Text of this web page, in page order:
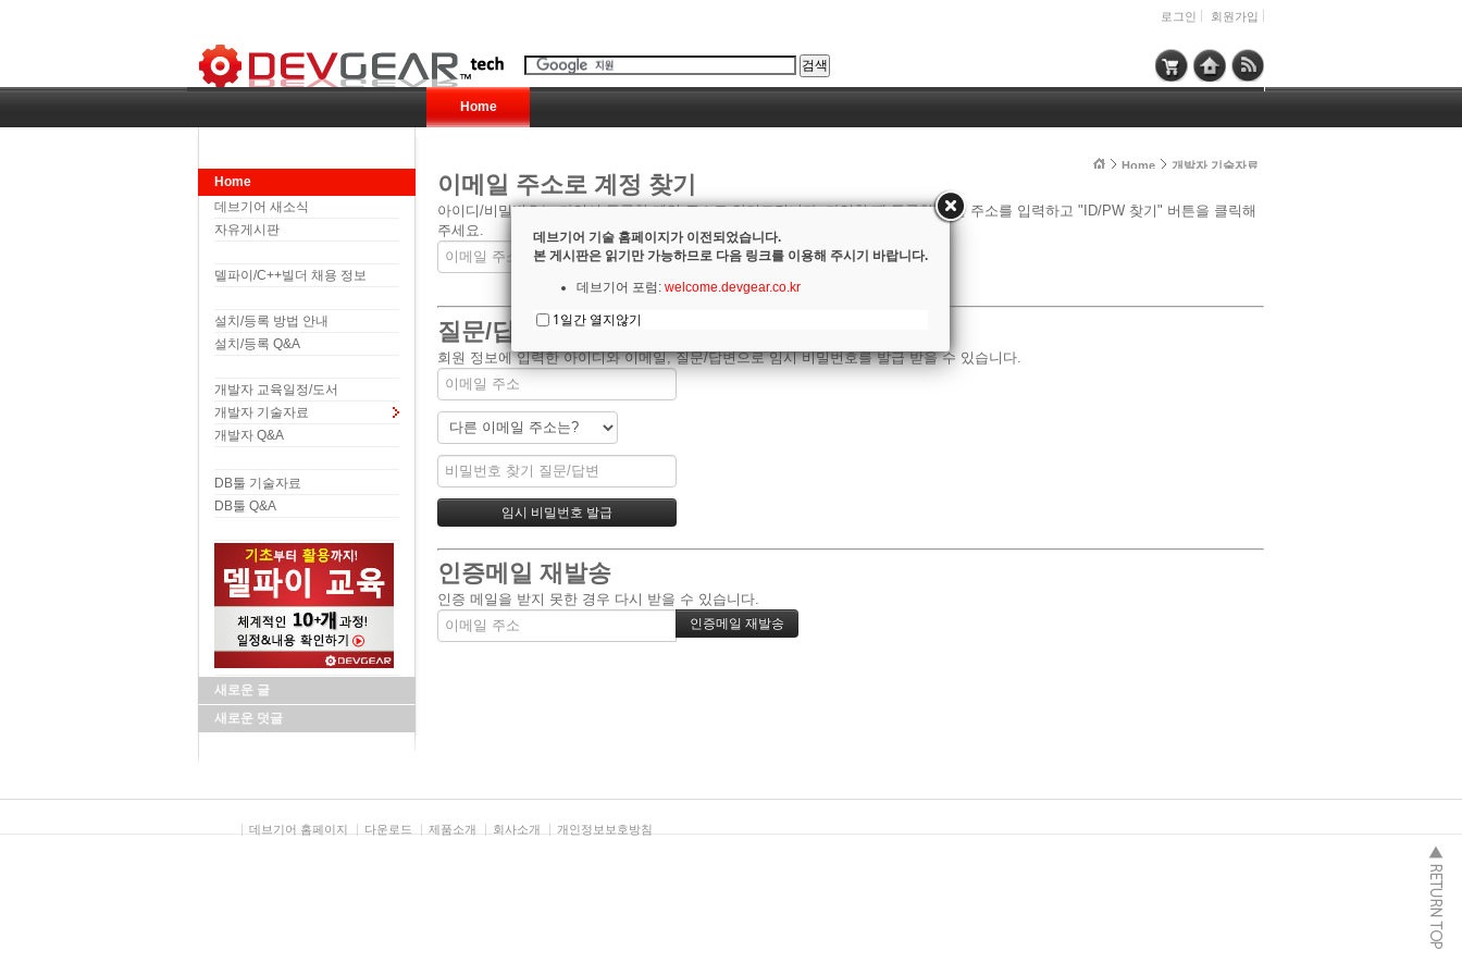
로그인 회원가입
Home
Home
데브기어 새소식
자유게시판
델파이/C++빌더 채용 정보
설치/등록 방법 안내
설치/등록 Q&A
개발자 교육일정/도서
개발자 기술자료
개발자 Q&A
DB툴 기술자료
DB툴 Q&A
새로운 글
새로운 덧글
Home 개발자 기술자료
이메일 주소로 계정 찾기
아이디/비밀번호는 가입시 등록한 메일 주소로 알려드립니다. 가입할 때 등록한 메일 주소를 입력하고 "ID/PW 찾기" 버튼을 클릭해
주세요.
질문/답변으로 계정 찾기
회원 정보에 입력한 아이디와 이메일, 질문/답변으로 임시 비밀번호를 발급 받을 수 있습니다.
인증메일 재발송
인증 메일을 받지 못한 경우 다시 받을 수 있습니다.
데브기어 홈페이지 다운로드 제품소개 회사소개 개인정보보호방침
데브기어 기술 홈페이지가 이전되었습니다.
본 게시판은 읽기만 가능하므로 다음 링크를 이용해 주시기 바랍니다.
데브기어 포럼: welcome.devgear.co.kr
1일간 열지않기